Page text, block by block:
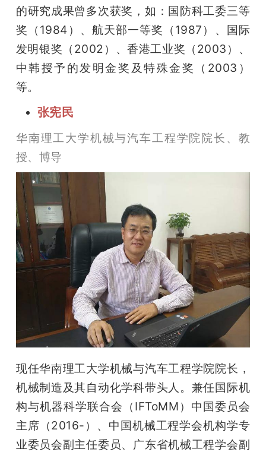
的研究成果曾多次获奖，如：国防科工委三等
奖（1984）、航天部一等奖（1987）、国际
发明银奖（2002）、香港工业奖（2003）、
中韩授予的发明金奖及特殊金奖（2003）
等。
张宪民
华南理工大学机械与汽车工程学院院长、教
授、博导
现任华南理工大学机械与汽车工程学院院长，
机械制造及其自动化学科带头人。兼任国际机
构与机器科学联合会（IFToMM）中国委员会
主席（2016-）、中国机械工程学会机构学专
业委员会副主任委员、广东省机械工程学会副